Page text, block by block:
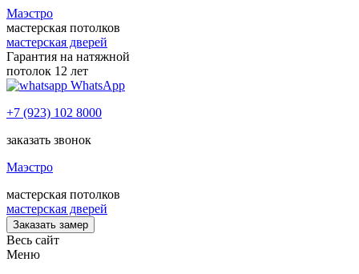
Маэстро
мастерская потолков
мастерская дверей
Гарантия на натяжной
потолок 12 лет
WhatsApp
+7 (923) 102 8000
заказать звонок
Маэстро
мастерская потолков
мастерская дверей
Заказать замер
Весь сайт
Меню